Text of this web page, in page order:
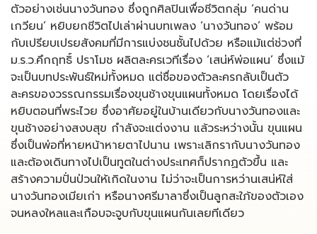
ตัวอย่างเช่นนางวันทอง ซึ่งถูกศิลปินเพื่อชีวิตกลุ่ม ‘คนด่าน
เกวียน’ หยิบยกชีวิตไปเล่าผ่านบทเพลง ‘นางวันทอง’ พร้อม
กับเปรียบเปรยสังคมที่มีการแบ่งชนชั้นไปด้วย หรือแม้แต่ช่วงที่
ม.ร.ว.คึกฤทธิ์ ปราโมช ผลิตละครเวทีเรื่อง ‘เสน่ห์พ่อแผน’ ซึ่งแม้
จะเป็นบทประพันธ์ใหม่ทั้งหมด แต่ชื่อของตัวละครกลับเป็นตัว
ละครของวรรณกรรมเรื่องขุนช้างขุนแผนทั้งหมด โดยเรื่องได้
หยิบตอนที่พระไวย ซึ่งอาศัยอยู่ในบ้านเดียวกับนางวันทองและ
ขุนช้างอย่างสงบสุข กำลังจะแต่งงาน แล้วระหว่างนั้น ขุนแผน
ซึ่งเป็นพ่อที่หายหน้าหายตาไปนาน เพราะเลิกรากับนางวันทอง
และต้องเดินทางไปเป็นทูตในต่างประเทศก็ปรากฏตัวขึ้น และ
สร้างความปั่นป่วนให้เกิดในงาน ไม่ว่าจะเป็นการหว่านเสน่ห์ใส่
นางวันทองเมียเก่า หรือนางศรีมาลาซึ่งเป็นลูกสะใภ้ของตัวเอง
จนหลงใหลและเกือบจะจูบกับขุนแผนกันเลยทีเดียว